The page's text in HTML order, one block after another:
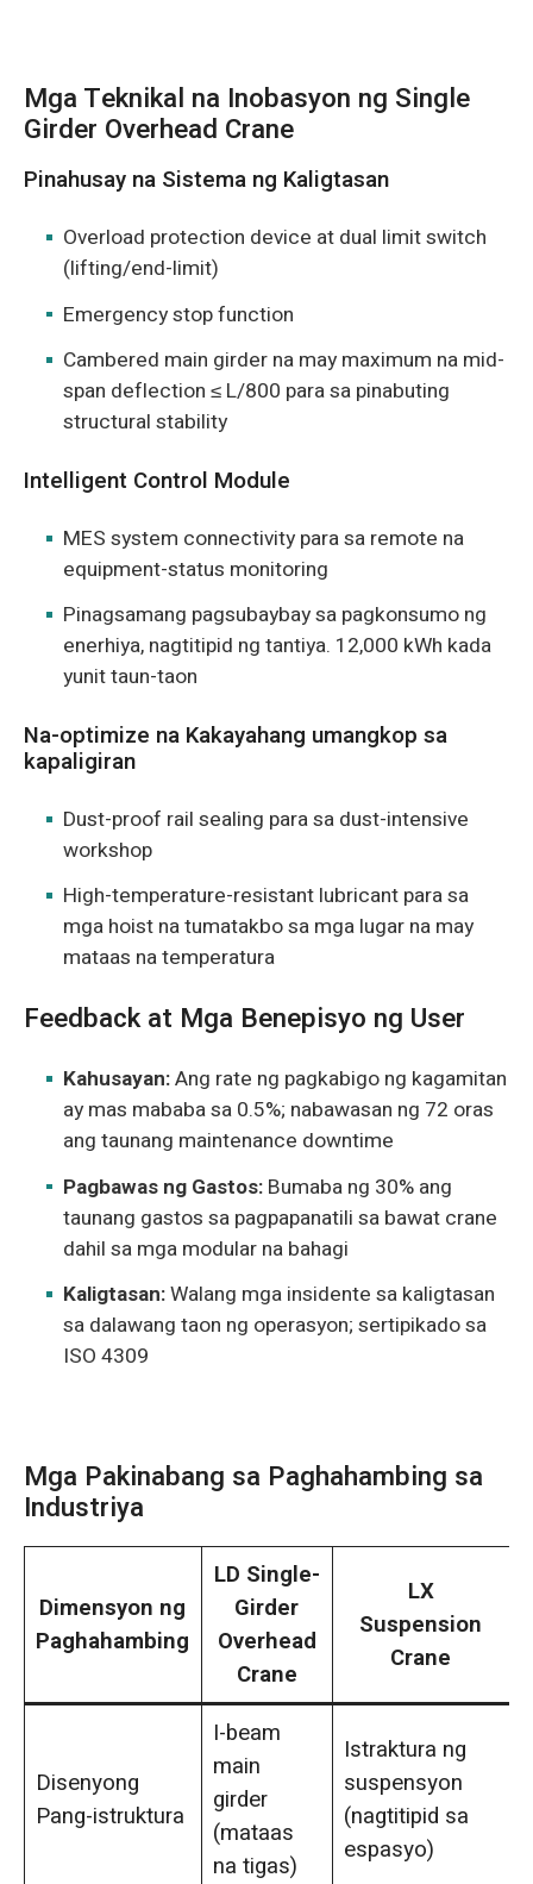
Mga Teknikal na Inobasyon ng Single
Girder Overhead Crane
Pinahusay na Sistema ng Kaligtasan
Overload protection device at dual limit switch
(lifting/end-limit)
Emergency stop function
Cambered main girder na may maximum na mid-
span deflection ≤ L/800 para sa pinabuting
structural stability
Intelligent Control Module
MES system connectivity para sa remote na
equipment-status monitoring
Pinagsamang pagsubaybay sa pagkonsumo ng
enerhiya, nagtitipid ng tantiya. 12,000 kWh kada
yunit taun-taon
Na-optimize na Kakayahang umangkop sa
kapaligiran
Dust-proof rail sealing para sa dust-intensive
workshop
High-temperature-resistant lubricant para sa
mga hoist na tumatakbo sa mga lugar na may
mataas na temperatura
Feedback at Mga Benepisyo ng User
Kahusayan:Ang rate ng pagkabigo ng kagamitan
ay mas mababa sa 0.5%; nabawasan ng 72 oras
ang taunang maintenance downtime
Pagbawas ng Gastos: Bumaba ng 30% ang
taunang gastos sa pagpapanatili sa bawat crane
dahil sa mga modular na bahagi
Kaligtasan:Walang mga insidente sa kaligtasan
sa dalawang taon ng operasyon; sertipikado sa
ISO 4309
Mga Pakinabang sa Paghahambing sa
Industriya
Dimensyon ng
Paghahambing
LD Single-
Girder
Overhead
Crane
LX
Suspension
Crane
Disenyong
Pang-istruktura
I-beam
main
girder
(mataas
na tigas)
Istraktura ng
suspensyon
(nagtitipid sa
espasyo)